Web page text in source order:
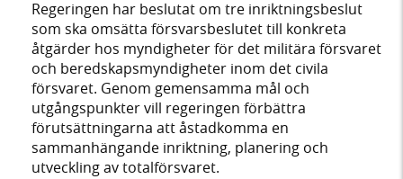
Regeringen har beslutat om tre inriktningsbeslut
som ska omsätta försvarsbeslutet till konkreta
åtgärder hos myndigheter för det militära försvaret
och beredskapsmyndigheter inom det civila
försvaret. Genom gemensamma mål och
utgångspunkter vill regeringen förbättra
förutsättningarna att åstadkomma en
sammanhängande inriktning, planering och
utveckling av totalförsvaret.